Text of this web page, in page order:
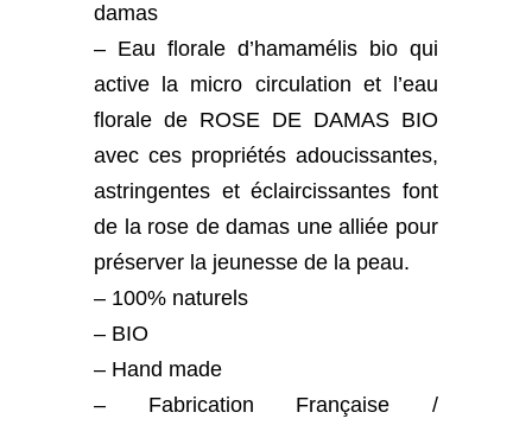
damas
– Eau florale d’hamamélis bio qui
active la micro circulation et l’eau
florale de ROSE DE DAMAS BIO
avec ces propriétés adoucissantes,
astringentes et éclaircissantes font
de la rose de damas une alliée pour
préserver la jeunesse de la peau.
– 100% naturels
– BIO
– Hand made
– Fabrication Française /